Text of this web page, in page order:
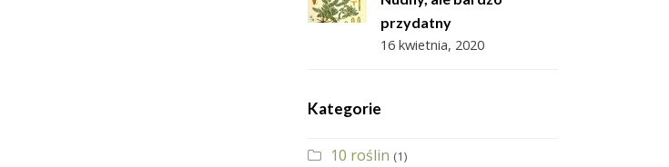
przydatny
16 kwietnia, 2020
Kategorie
10 roślin (1)